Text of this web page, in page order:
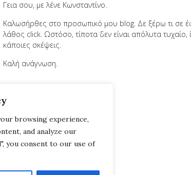
browsing experience,
and analyze our
you consent to our use of
Γεια σου, με λένε Κωνσταντίνο.
Καλωσήρθες στο προσωπικό μου blog. Δε ξέρω τι σε
λάθος click. Ωστόσο, τίποτα δεν είναι απόλυτα
κάποιες σκέψεις.
Καλή ανάγνωση.